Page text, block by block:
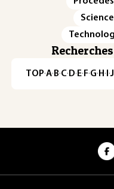
TOP·A·B·C· D· E· F·G· H · ·J